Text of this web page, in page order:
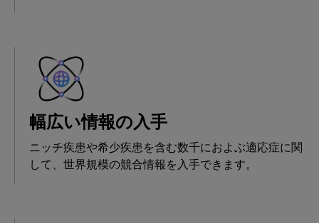
幅広い情報の入手
ニッチ疾患や希少疾患を含む数千におよぶ適応症に関
して、世界規模の競合情報を入手できます。